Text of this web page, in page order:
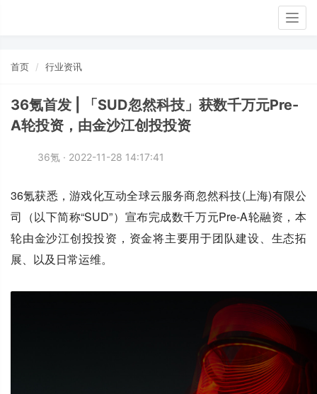
首页 行业资讯
36氪首发 | 「SUD忽然科技」获数千万元Pre-
A轮投资，由金沙江创投投资
36氪 · 2022-11-28 14:17:41
36氪获悉，游戏化互动全球云服务商忽然科技(上海)有限公
司（以下简称“SUD”）宣布完成数千万元Pre-A轮融资，本
轮由金沙江创投投资，资金将主要用于团队建设、生态拓
展、以及日常运维。